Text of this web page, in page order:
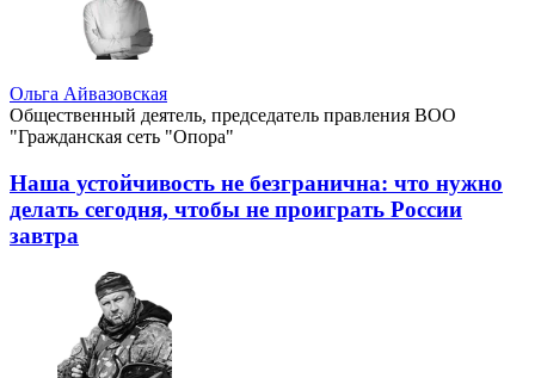
Ольга Айвазовская
Общественный деятель, председатель правления ВОО
"Гражданская сеть "Опора"
Наша устойчивость не безгранична: что нужно
делать сегодня, чтобы не проиграть России
завтра